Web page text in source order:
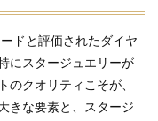
ドと評価されたダイヤ
にスタージュエリーが
のクオリティこそが、
きな要素と、スタージ